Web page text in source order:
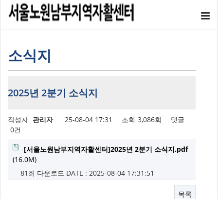
소식지
2025년 2분기 소식지
작성자 관리자 25-08-04 17:31 조회 3,086회
댓글
0건
[서울노원남부지역자활센터]2025년 2분기 소식지.pdf
(16.0M)
81회 다운로드 DATE : 2025-08-04 17:31:51
목록